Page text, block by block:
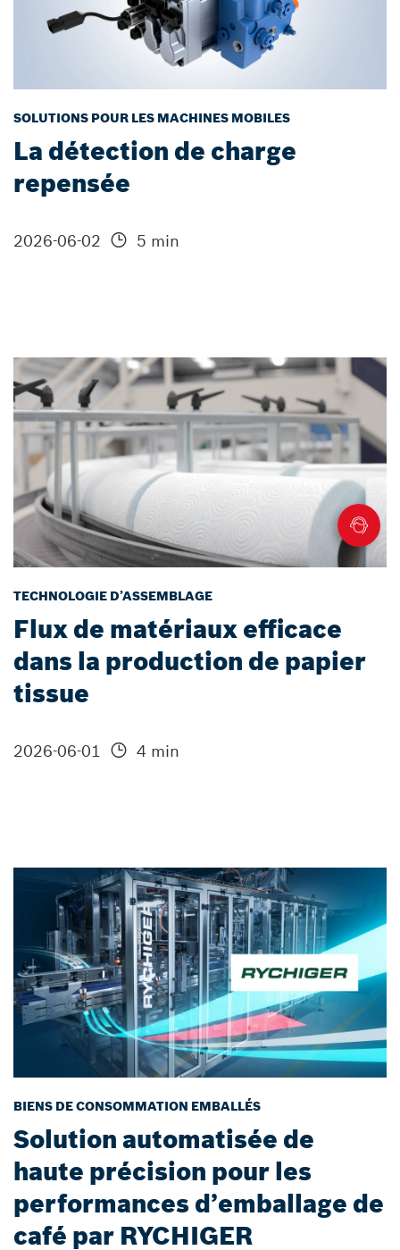
SOLUTIONS POUR LES MACHINES MOBILES
La détection de charge
repensée
2026-06-02 5 min
TECHNOLOGIE D’ASSEMBLAGE
Flux de matériaux efficace
dans la production de papier
tissue
2026-06-01 4 min
BIENS DE CONSOMMATION EMBALLÉS
Solution automatisée de
haute précision pour les
performances d’emballage de
café par RYCHIGER